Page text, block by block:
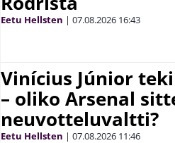
Eetu Hellsten | 07.08.2026 16:43
Vinícius Júnior
– oliko Arsenal
neuvotteluvaltti?
Eetu Hellsten | 07.08.2026 11:46